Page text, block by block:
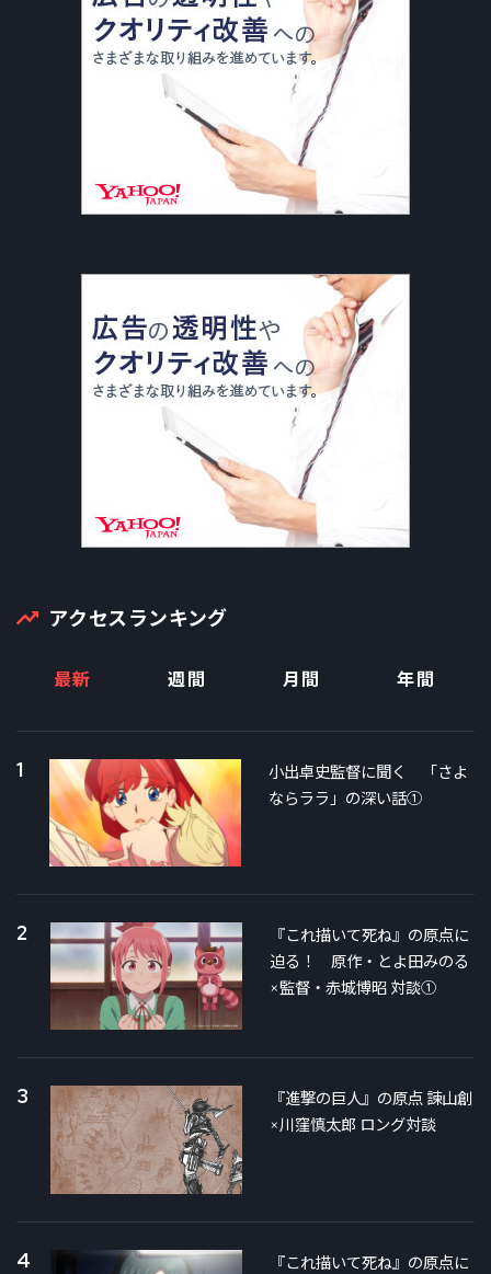
アクセスランキング
最新 週間 月間 年間
1
小出卓史監督に聞く 「さよ
ならララ」の深い話①
2
『これ描いて死ね』の原点に
迫る！ 原作・とよ田みのる
×監督・赤城博昭 対談①
3
『進撃の巨人』の原点 諫山創
×川窪慎太郎 ロング対談
4
『これ描いて死ね』の原点に